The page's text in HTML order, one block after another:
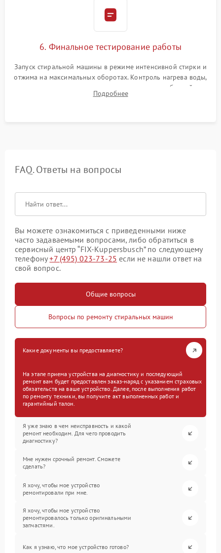
6. Финальное тестирование работы
Запуск стиральной машины в режиме интенсивной стирки и
отжима на максимальных оборотах. Контроль нагрева воды,
корректности слива, отсутствия излишних вибраций,
посторонних стуков и протечек под корпусом.
Подробнее
FAQ. Ответы на вопросы
Вы можете ознакомиться с приведенными ниже
часто задаваемыми вопросами, либо обратиться в
сервисный центр “FIX-Kuppersbusch” по следующему
телефону+7 (495) 023-73-25 если не нашли ответ на
свой вопрос.
Общие вопросы
Вопросы по ремонту стиральных машин
Какие документы вы предоставляете?
На этапе приема устройства на диагностику и последующий
ремонт вам будет предоставлен заказ-наряд с указанием страховых
обязательств на ваше устройство. Далее, после выполнения работ
по ремонту техники, вы получите акт выполненных работ и
гарантийный талон.
Я уже знаю в чем неисправность и какой
ремонт необходим. Для чего проводить
диагностику?
Мне нужен срочный ремонт. Сможете
сделать?
Я хочу, чтобы мое устройство
ремонтировали при мне.
Я хочу, чтобы мое устройство
ремонтировалось только оригинальными
запчастями.
Как я узнаю, что мое устройство готово?